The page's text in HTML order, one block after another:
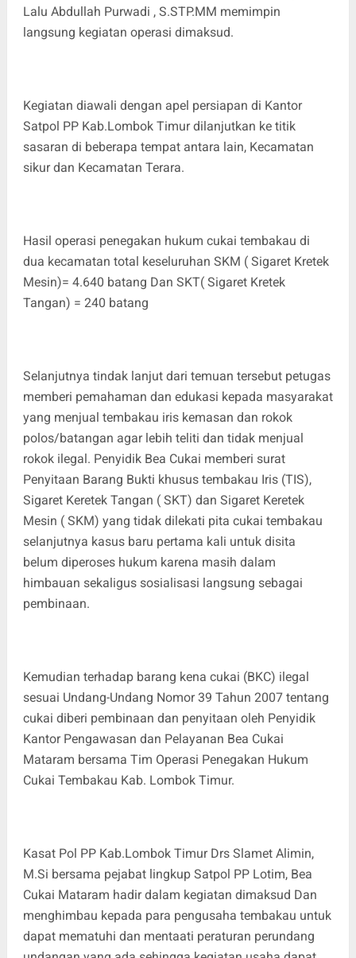
Lalu Abdullah Purwadi , S.STP.MM memimpin
langsung kegiatan operasi dimaksud.
Kegiatan diawali dengan apel persiapan di Kantor
Satpol PP Kab.Lombok Timur dilanjutkan ke titik
sasaran di beberapa tempat antara lain, Kecamatan
sikur dan Kecamatan Terara.
Hasil operasi penegakan hukum cukai tembakau di
dua kecamatan total keseluruhan SKM ( Sigaret Kretek
Mesin)= 4.640 batang Dan SKT( Sigaret Kretek
Tangan) = 240 batang
Selanjutnya tindak lanjut dari temuan tersebut petugas
memberi pemahaman dan edukasi kepada masyarakat
yang menjual tembakau iris kemasan dan rokok
polos/batangan agar lebih teliti dan tidak menjual
rokok ilegal. Penyidik Bea Cukai memberi surat
Penyitaan Barang Bukti khusus tembakau Iris (TIS),
Sigaret Keretek Tangan ( SKT) dan Sigaret Keretek
Mesin ( SKM) yang tidak dilekati pita cukai tembakau
selanjutnya kasus baru pertama kali untuk disita
belum diperoses hukum karena masih dalam
himbauan sekaligus sosialisasi langsung sebagai
pembinaan.
Kemudian terhadap barang kena cukai (BKC) ilegal
sesuai Undang-Undang Nomor 39 Tahun 2007 tentang
cukai diberi pembinaan dan penyitaan oleh Penyidik
Kantor Pengawasan dan Pelayanan Bea Cukai
Mataram bersama Tim Operasi Penegakan Hukum
Cukai Tembakau Kab. Lombok Timur.
Kasat Pol PP Kab.Lombok Timur Drs Slamet Alimin,
M.Si bersama pejabat lingkup Satpol PP Lotim, Bea
Cukai Mataram hadir dalam kegiatan dimaksud Dan
menghimbau kepada para pengusaha tembakau untuk
dapat mematuhi dan mentaati peraturan perundang